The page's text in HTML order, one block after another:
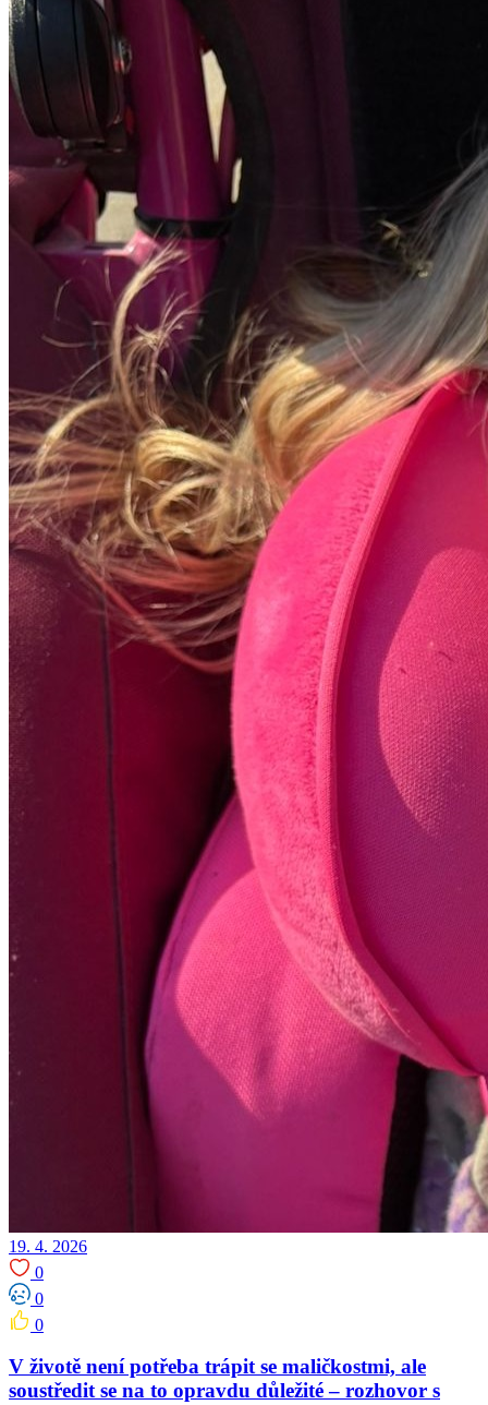
19. 4. 2026
0
0
0
V životě není potřeba trápit se maličkostmi, ale
soustředit se na to opravdu důležité – rozhovor s